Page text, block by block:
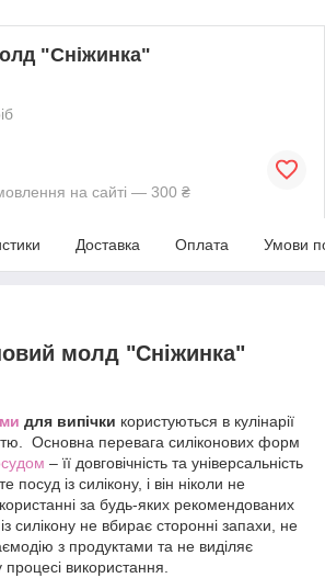
"Сніжинка"
на сайті — 300 ₴
Доставка Оплата Умови
молд "Сніжинка"
для випічки користуються в кулінарії
Основна перевага силіконових форм
– її довговічність та універсальність
посуд із силікону, і він ніколи не
за будь-яких рекомендованих
силікону не вбирає сторонні запахи, не
з продуктами та не виділяє
використання.